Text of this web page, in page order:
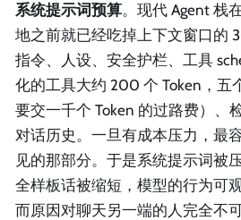
系统提示词预算。现代 Agent 栈
地之前就已经吃掉上下文窗口的
指令、人设、安全护栏、工具
化的工具大约 200 个 Token，五
要交一千个 Token 的过路费）、
对话历史。一旦有成本压力，最
见的那部分。于是系统提示词被
全样板话被缩短，模型的行为可
而原因对聊天另一端的人完全不可